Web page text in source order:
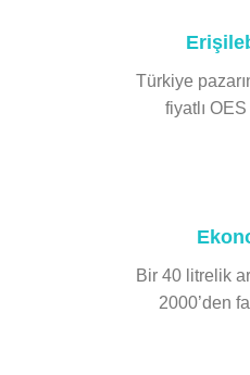
Türkiye
fiyatlı
Bir 40 litrelik
2000’den